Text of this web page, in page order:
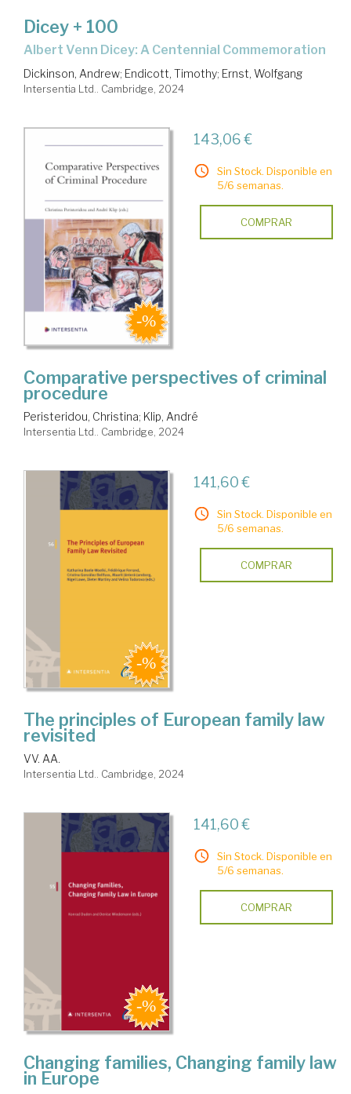
Dicey + 100
Albert Venn Dicey: A Centennial Commemoration
Dickinson, Andrew; Endicott, Timothy; Ernst, Wolfgang
Intersentia Ltd.. Cambridge, 2024
143,06 €
Sin Stock. Disponible en
5/6 semanas.
COMPRAR
Comparative perspectives of criminal
procedure
Peristeridou, Christina; Klip, André
Intersentia Ltd.. Cambridge, 2024
141,60 €
Sin Stock. Disponible en
5/6 semanas.
COMPRAR
The principles of European family law
revisited
VV. AA.
Intersentia Ltd.. Cambridge, 2024
141,60 €
Sin Stock. Disponible en
5/6 semanas.
COMPRAR
Changing families, Changing family law
in Europe